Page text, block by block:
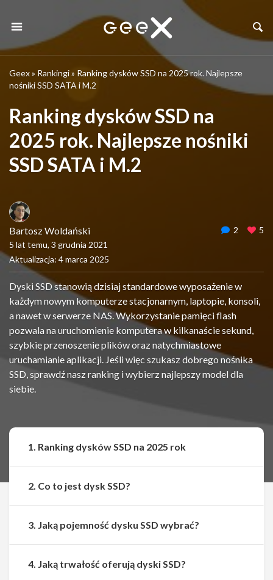
Geex» Rankingi» Ranking dysków SSD na 2025 rok. Najlepsze
nośniki SSD SATA i M.2
Ranking dysków SSD na
2025 rok. Najlepsze nośniki
SSD SATA i M.2
Bartosz Woldański
5 lat temu, 3 grudnia 2021
Aktualizacja: 4 marca 2025
2 5
Dyski SSD stanowią dzisiaj standardowe wyposażenie w
każdym nowym komputerze stacjonarnym, laptopie, konsoli,
a nawet w serwerze NAS. Wykorzystanie pamięci flash
pozwala na uruchomienie komputera w kilkanaście sekund,
szybkie przenoszenie plików oraz natychmiastowe
uruchamianie aplikacji. Jeśli więc szukasz dobrego nośnika
SSD, sprawdź nasz ranking i wybierz najlepszy model dla
siebie.
1. Ranking dysków SSD na 2025 rok
2. Co to jest dysk SSD?
3. Jaką pojemność dysku SSD wybrać?
4. Jaką trwałość oferują dyski SSD?